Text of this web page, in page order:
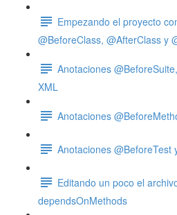
Empezando el proyecto
@BeforeClass, @AfterClass y
Anotaciones
XML
Anotaciones
Anotaciones @BeforeTest
Editando un poco el
dependsOnMethods